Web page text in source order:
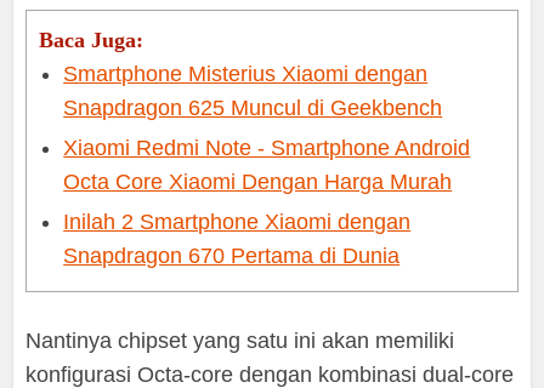
Baca Juga:
Smartphone Misterius Xiaomi dengan
Snapdragon 625 Muncul di Geekbench
Xiaomi Redmi Note - Smartphone Android
Octa Core Xiaomi Dengan Harga Murah
Inilah 2 Smartphone Xiaomi dengan
Snapdragon 670 Pertama di Dunia
Nantinya chipset yang satu ini akan memiliki
konfigurasi Octa-core dengan kombinasi dual-core